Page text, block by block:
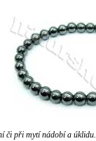
či při mytí nádobí a úklidu.